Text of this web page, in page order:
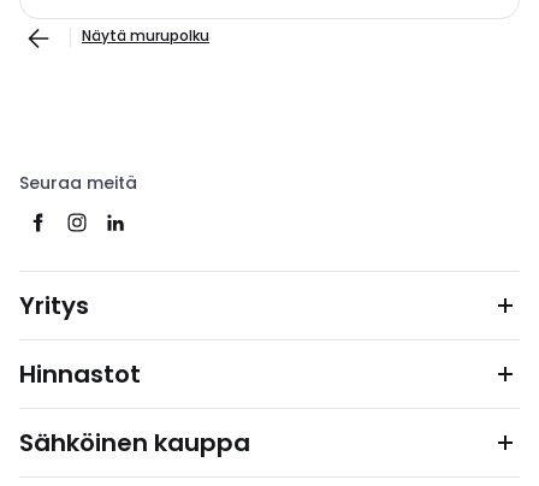
Näytä murupolku
Seuraa meitä
Yritys
Hinnastot
Sähköinen kauppa